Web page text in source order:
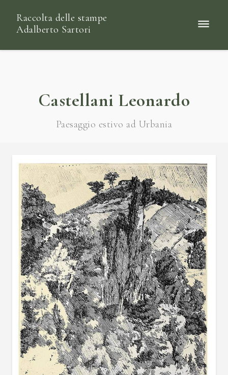
Raccolta delle stampe
Adalberto Sartori
Castellani Leonardo
Paesaggio estivo ad Urbania